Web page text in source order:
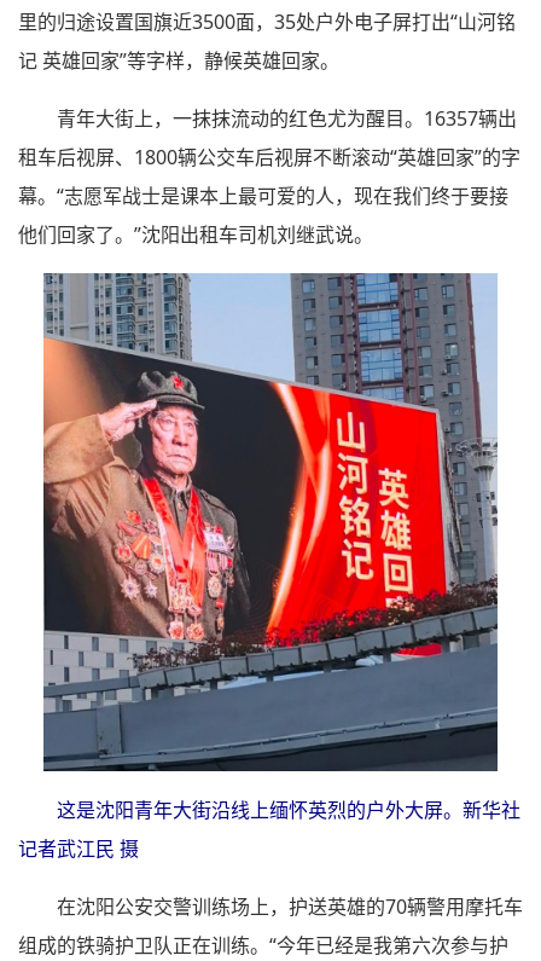
里的归途设置国旗近3500面，35处户外电子屏打出“山河铭
记 英雄回家”等字样，静候英雄回家。
青年大街上，一抹抹流动的红色尤为醒目。16357辆出
租车后视屏、1800辆公交车后视屏不断滚动“英雄回家”的字
幕。“志愿军战士是课本上最可爱的人，现在我们终于要接
他们回家了。”沈阳出租车司机刘继武说。
这是沈阳青年大街沿线上缅怀英烈的户外大屏。新华社
记者武江民 摄
在沈阳公安交警训练场上，护送英雄的70辆警用摩托车
组成的铁骑护卫队正在训练。“今年已经是我第六次参与护